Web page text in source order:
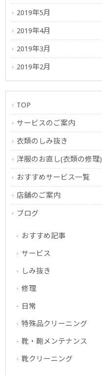
2019年5月
2019年4月
2019年3月
2019年2月
TOP
サービスのご案内
衣類のしみ抜き
洋服のお直し(衣類の修理)
おすすめサービス一覧
店舗のご案内
ブログ
おすすめ記事
サービス
しみ抜き
修理
日常
特殊品クリーニング
靴・鞄メンテナンス
靴クリーニング